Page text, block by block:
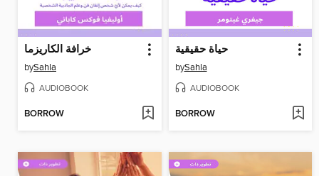
خرافة الكاريزما
bySahla
AUDIOBOOK
BORROW
حياة حقيقية
bySahla
AUDIOBOOK
BORROW